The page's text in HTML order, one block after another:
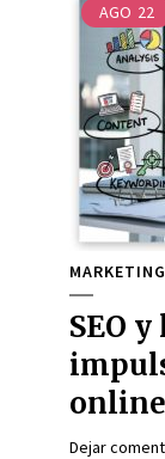
AGO 22
MARKETING
SEO
online
Dejar